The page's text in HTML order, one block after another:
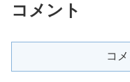
コメント
コ